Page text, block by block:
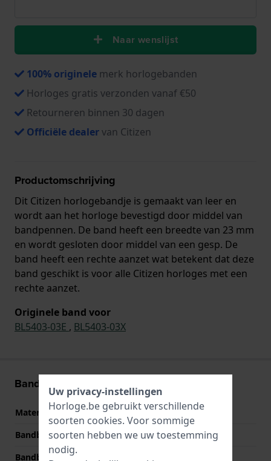
Naar wenslijst
100% originele merk horlogebanden
Horloges gratis verzonden vanaf €50
Retourneren binnen 30 dagen
Officiële dealervan Citizen
Productomschrijving
Dit Citizen horlogebandje is gemaakt van leer en
wordt aan het horloge bevestigd door middel van
bandpennen. De band heeft een breedte van 23 mm
en wordt gesloten door middel van een gesp. De
band heeft een rechte aanzet wat betekent dat deze
band geschikt is voor alle Citizen horloges met een
rechte aanzet.
Originele band voor
BL5403-03E , BL5403-03X
Band informatie
Materiaal Band
Leer
Bandbreedte
23 mm
Bandbreedte bij sluiting
Uw privacy-instellingen
Horloge.be gebruikt verschillende
soorten cookies. Voor sommige
soorten hebben we uw toestemming
nodig.